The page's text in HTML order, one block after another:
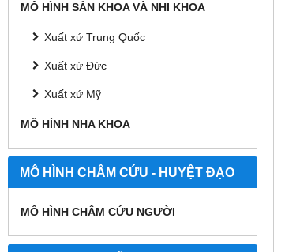
MÔ HÌNH SẢN KHOA VÀ NHI KHOA
Xuất xứ Trung Quốc
Xuất xứ Đức
Xuất xứ Mỹ
MÔ HÌNH NHA KHOA
MÔ HÌNH CHÂM CỨU - HUYỆT ĐẠO
MÔ HÌNH CHÂM CỨU NGƯỜI